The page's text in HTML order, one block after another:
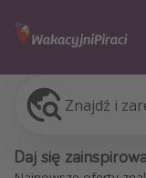
Znajdź i
Daj się
Last Minute
Loty